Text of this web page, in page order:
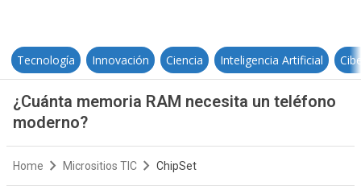
Tecnología Innovación Ciencia Inteligencia Artificial
¿Cuánta memoria RAM necesita un teléfono
moderno?
Home Micrositios TIC ChipSet